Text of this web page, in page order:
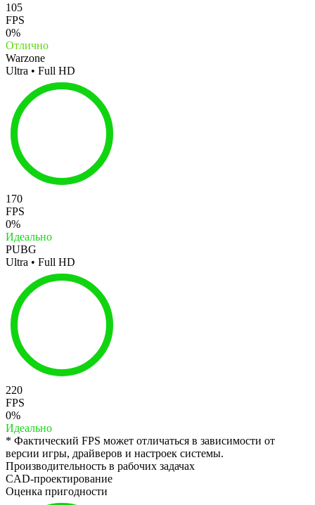
105
FPS
0%
Отлично
Warzone
Ultra • Full HD
170
FPS
0%
Идеально
PUBG
Ultra • Full HD
220
FPS
0%
Идеально
* Фактический FPS может отличаться в зависимости от
версии игры, драйверов и настроек системы.
Производительность в рабочих задачах
CAD-проектирование
Оценка пригодности